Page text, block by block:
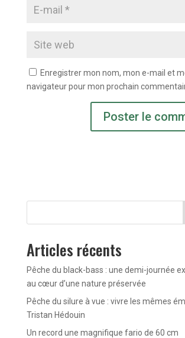
Enregistrer mon nom, mon e-mail et
navigateur pour mon prochain
Articles récents
Pêche du black-bass : une demi-journée
au cœur d’une nature préservée
Pêche du silure à vue : vivre les mêmes
Tristan Hédouin
Un record une magnifique fario de 60 cm